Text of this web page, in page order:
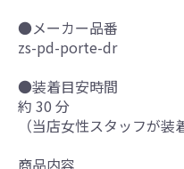
●メーカー品番
zs-pd-porte-dr
●装着目安時間
約 30 分
（当店女性スタッフが装
商品内容